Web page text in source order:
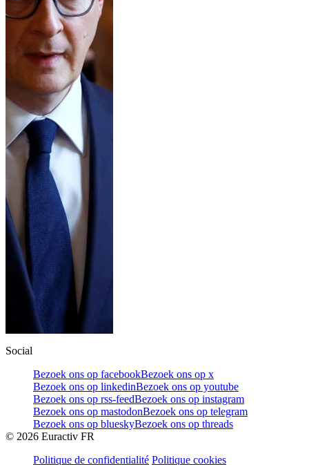
Social
Bezoek ons op facebookBezoek ons op x
Bezoek ons op linkedinBezoek ons op youtube
Bezoek ons op rss-feedBezoek ons op instagram
Bezoek ons op mastodonBezoek ons op telegram
Bezoek ons op blueskyBezoek ons op threads
© 2026 Euractiv FR
Politique de confidentialité Politique cookies